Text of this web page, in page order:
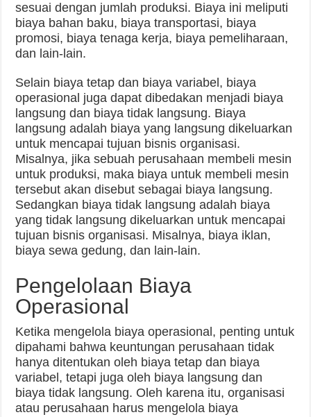
sesuai dengan jumlah produksi. Biaya ini meliputi
biaya bahan baku, biaya transportasi, biaya
promosi, biaya tenaga kerja, biaya pemeliharaan,
dan lain-lain.
Selain biaya tetap dan biaya variabel, biaya
operasional juga dapat dibedakan menjadi biaya
langsung dan biaya tidak langsung. Biaya
langsung adalah biaya yang langsung dikeluarkan
untuk mencapai tujuan bisnis organisasi.
Misalnya, jika sebuah perusahaan membeli mesin
untuk produksi, maka biaya untuk membeli mesin
tersebut akan disebut sebagai biaya langsung.
Sedangkan biaya tidak langsung adalah biaya
yang tidak langsung dikeluarkan untuk mencapai
tujuan bisnis organisasi. Misalnya, biaya iklan,
biaya sewa gedung, dan lain-lain.
Pengelolaan Biaya
Operasional
Ketika mengelola biaya operasional, penting untuk
dipahami bahwa keuntungan perusahaan tidak
hanya ditentukan oleh biaya tetap dan biaya
variabel, tetapi juga oleh biaya langsung dan
biaya tidak langsung. Oleh karena itu, organisasi
atau perusahaan harus mengelola biaya